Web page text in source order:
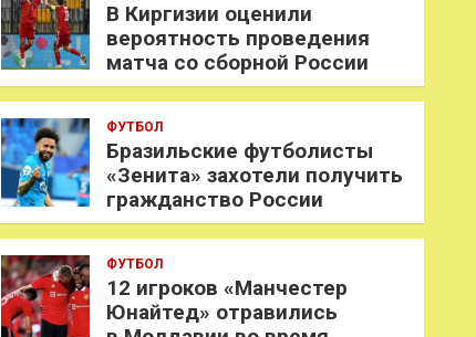
В Киргизии оценили
вероятность проведения
матча со сборной России
ФУТБОЛ
Бразильские футболисты
«Зенита» захотели получить
гражданство России
ФУТБОЛ
12 игроков «Манчестер
Юнайтед» отравились